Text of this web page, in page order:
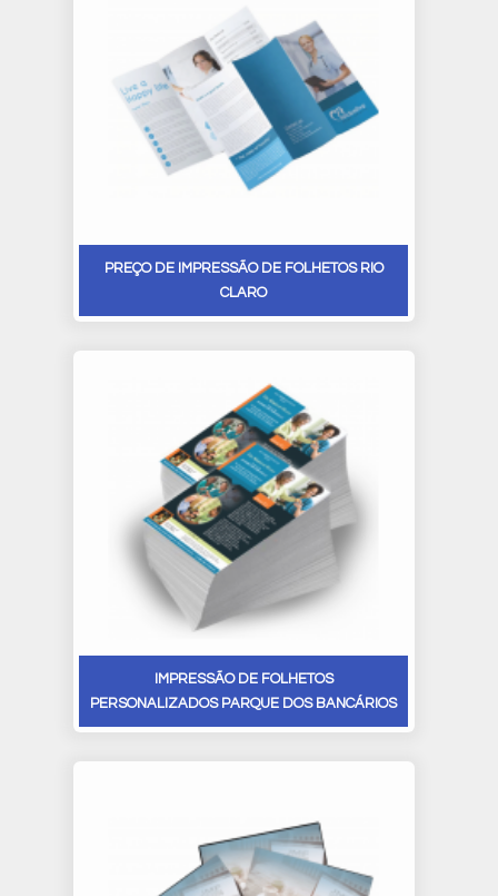
PREÇO DE IMPRESSÃO DE FOLHETOS RIO
CLARO
IMPRESSÃO DE FOLHETOS
PERSONALIZADOS PARQUE DOS BANCÁRIOS